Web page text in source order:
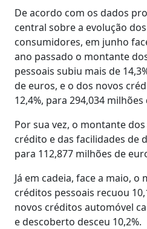
De acordo com os dados
central sobre a evolução
consumidores, em junho
ano passado o montante
pessoais subiu mais de
de euros, e o dos novos
12,4%, para 294,034
Por sua vez, o montante
crédito e das facilidades de
para 112,877 milhões de
Já em cadeia, face a maio,
créditos pessoais recuou
novos créditos automóvel
e descoberto desceu 10,2%.